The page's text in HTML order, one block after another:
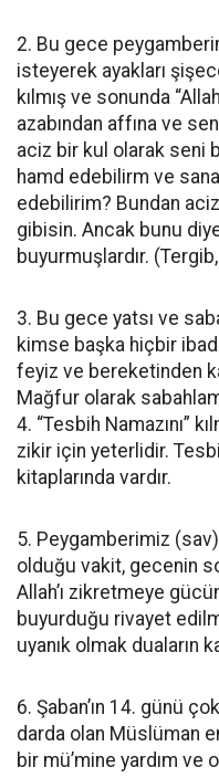
2. Bu gece
isteyerek ayakları
kılmış ve sonunda
azabından affına ve
aciz bir kul olarak seni
hamd edebilirm ve sana
edebilirim? Bundan
gibisin. Ancak bunu
buyurmuşlardır.
3. Bu gece yatsı ve
kimse başka hiçbir
feyiz ve bereketinden
Mağfur olarak
4. “Tesbih Namazını”
zikir için yeterlidir. Tesbih
kitaplarında vardır.
5. Peygamberimiz (sav)
olduğu vakit, gecenin
Allah’ı zikretmeye
buyurduğu rivayet
uyanık olmak duaların
6. Şaban’ın 14. günü
darda olan Müslüman
bir mü’mine yardım ve